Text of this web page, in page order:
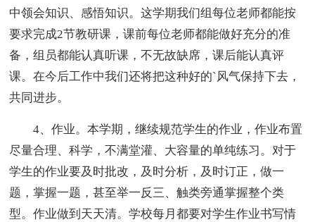
中领会知识、感悟知识。这学期我们组每位老师都能按
要求完成2节教研课，课前每位老师都能做好充分的准
备，组员都能认真听课，不无故缺席，课后能认真评
课。在今后工作中我们还将把这种好的`风气保持下去，
共同进步。
4、作业。本学期，继续规范学生的作业，作业布置
尽量合理、科学，不满堂灌、大容量的单纯练习。对于
学生的作业要及时批改，及时分析，及时订正，做一
题，掌握一题，甚至举一反三、触类旁通掌握整个类
型。作业做到天天清。学校每月都要对学生作业书写情